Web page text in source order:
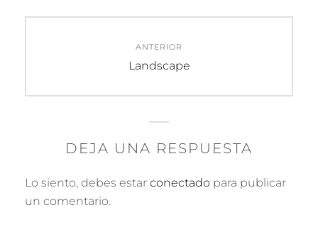
entradas
ANTERIOR
Entrada
Landscape
DEJA UNA RESPUESTA
Lo siento, debes estar conectado para publicar
un comentario.